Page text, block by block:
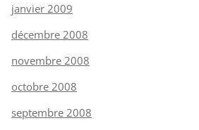
janvier 2009
décembre 2008
novembre 2008
octobre 2008
septembre 2008